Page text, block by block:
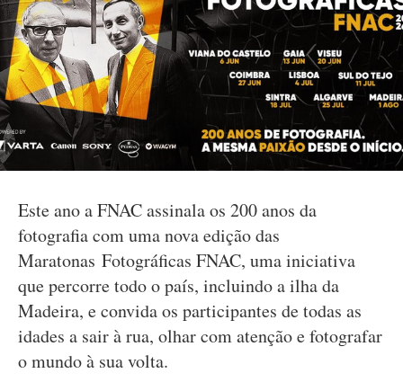
Este ano a FNAC assinala os 200 anos da
fotografia com uma nova edição das
Maratonas Fotográficas FNAC, uma iniciativa
que percorre todo o país, incluindo a ilha da
Madeira, e convida os participantes de todas as
idades a sair à rua, olhar com atenção e fotografar
o mundo à sua volta.